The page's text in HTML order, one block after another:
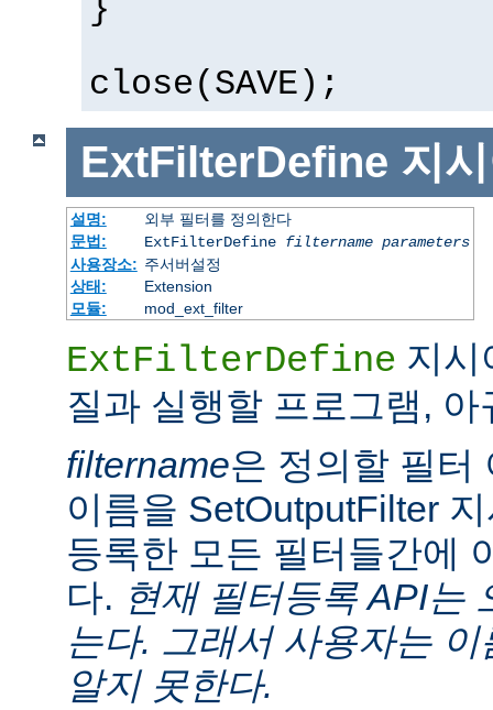
}
close(SAVE);
ExtFilterDefine 지
설명:
외부 필터를 정의한다
문법:
ExtFilterDefine filtername parameters
사용장소: 주서버설정
상태:
Extension
모듈:
mod_ext_filter
ExtFilterDefine 지시
질과 실행할 프로그램,
filtername은 정의할 필터
이름을 SetOutputFilter
등록한 모든 필터들간에
다. 현재 필터등록 API는
는다. 그래서 사용자는
알지 못한다.